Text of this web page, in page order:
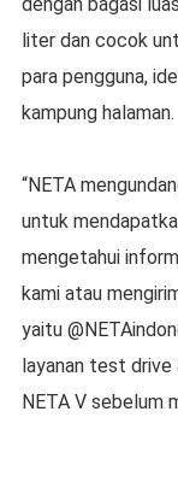
dengan bagasi
liter dan cocok
para pengguna,
kampung halaman.
“NETA
untuk
mengetahui
kami atau
yaitu
layanan test
NETA V sebelum